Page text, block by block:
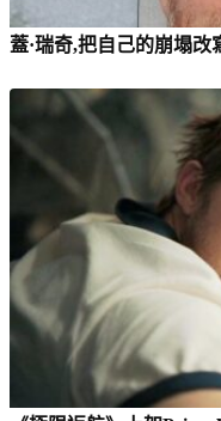
蓋·瑞奇,把自己的崩塌